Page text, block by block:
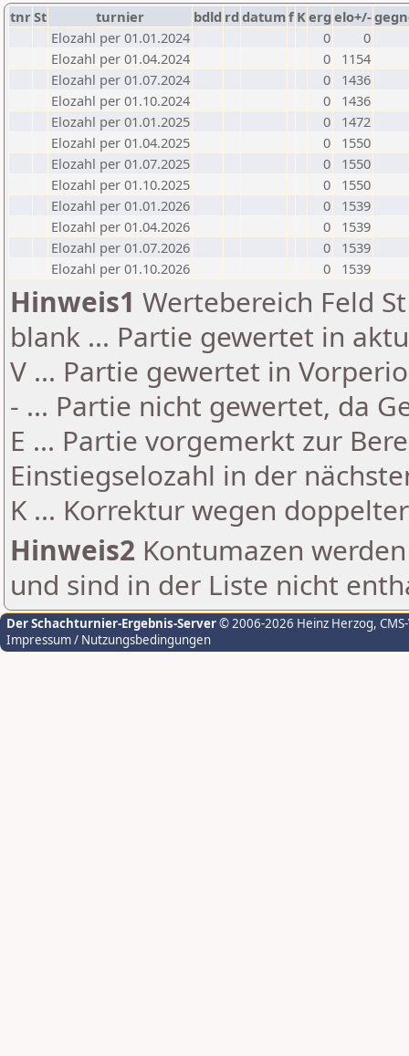
tnrSt turnier bdld rd datumf Kerg elo+/-
Elozahl per 01.01.2024
0
0
Elozahl per 01.04.2024
0
1154
Elozahl per 01.07.2024
0
1436
Elozahl per 01.10.2024
0
1436
Elozahl per 01.01.2025
0
1472
Elozahl per 01.04.2025
0
1550
Elozahl per 01.07.2025
0
1550
Elozahl per 01.10.2025
0
1550
Elozahl per 01.01.2026
0
1539
Elozahl per 01.04.2026
0
1539
Elozahl per 01.07.2026
0
1539
Elozahl per 01.10.2026
0 1539
Hinweis1 Wertebereich Feld
blank ... Partie gewertet in
V ... Partie gewertet in
- ... Partie nicht gewertet, da
E ... Partie vorgemerkt zur
Einstiegselozahl in der
K ... Korrektur wegen
Hinweis2 Kontumazen
und sind in der Liste nicht
Der Schachturnier-Ergebnis-Server© 2006-2026 Heinz Herzog,
Impressum / Nutzungsbedingungen